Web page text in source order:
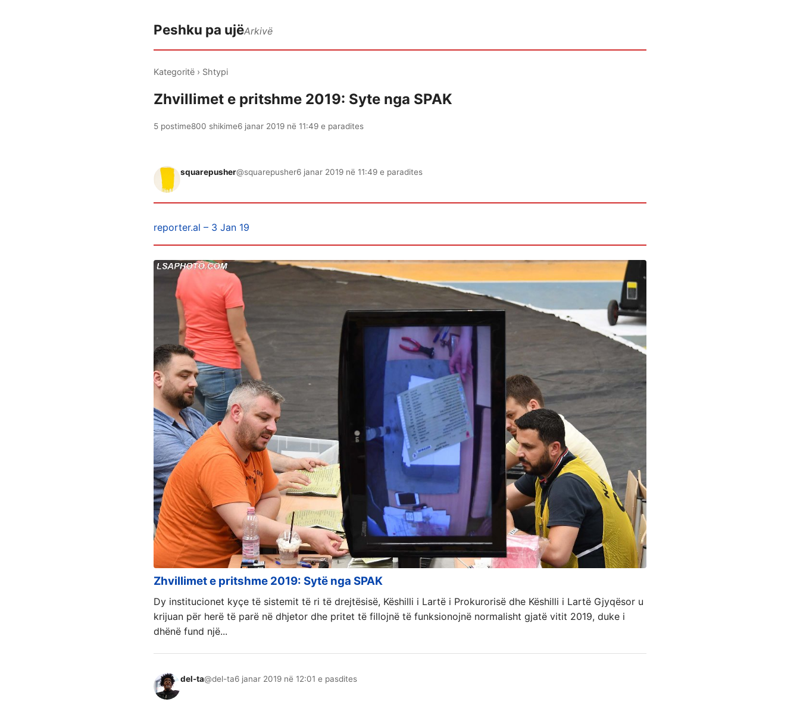
Peshku pa ujëArkivë
Kategoritë › Shtypi
Zhvillimet e pritshme 2019: Syte nga SPAK
5 postime800 shikime6 janar 2019 në 11:49 e paradites
squarepusher@squarepusher6 janar 2019 në 11:49 e paradites
reporter.al – 3 Jan 19
Zhvillimet e pritshme 2019: Sytë nga SPAK
Dy institucionet kyçe të sistemit të ri të drejtësisë, Këshilli i Lartë i Prokurorisë dhe Këshilli i Lartë Gjyqësor u
krijuan për herë të parë në dhjetor dhe pritet të fillojnë të funksionojnë normalisht gjatë vitit 2019, duke i
dhënë fund një...
del-ta@del-ta6 janar 2019 në 12:01 e pasdites